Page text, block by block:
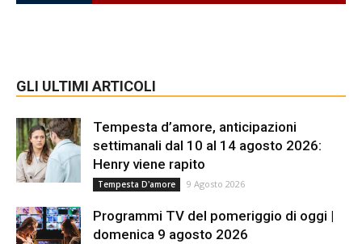
GLI ULTIMI ARTICOLI
Tempesta d’amore, anticipazioni
settimanali dal 10 al 14 agosto 2026:
Henry viene rapito
Tempesta D'amore 9 Agosto 2026
Programmi TV del pomeriggio di oggi |
domenica 9 agosto 2026